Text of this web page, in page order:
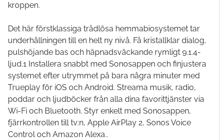
kroppen.
Det här förstklassiga trådlösa hemmabiosystemet tar
underhållningen till en helt ny nivå. Få kristallklar dialog,
pulshöjande bas och häpnadsväckande rymligt 9.1.4-
ljud.1 Installera snabbt med Sonosappen och finjustera
systemet efter utrymmet på bara några minuter med
Trueplay för iOS och Android. Streama musik, radio,
poddar och ljudböcker från alla dina favorittjänster via
Wi-Fi och Bluetooth. Styr enkelt med Sonosappen,
fjärrkontrollen till tv:n, Apple AirPlay 2, Sonos Voice
Control och Amazon Alexa..